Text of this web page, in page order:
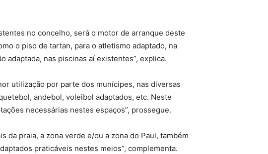
no concelho, será o motor de arranque deste
o piso de tartan, para o atletismo adaptado, na
adaptada, nas piscinas aí existentes”, explica.
utilização por parte dos munícipes, nas diversas
andebol, voleibol adaptados, etc. Neste
necessárias nestes espaços”, prossegue.
da praia, a zona verde e/ou a zona do Paul, também
praticáveis nestes meios”, complementa.